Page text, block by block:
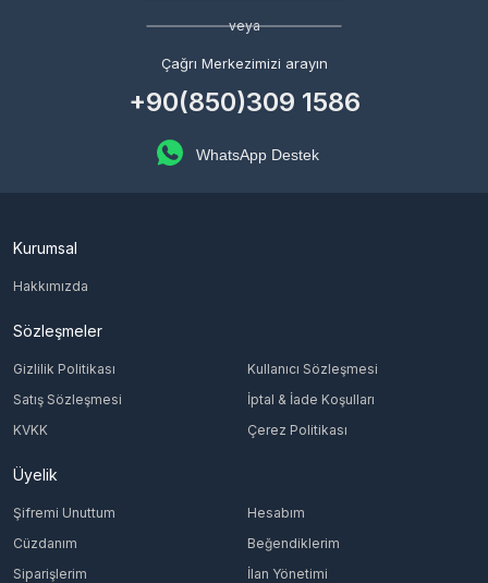
veya
Çağrı Merkezimizi arayın
+90(850)309 1586
WhatsApp Destek
Kurumsal
Hakkımızda
Sözleşmeler
Gizlilik Politikası
Kullanıcı Sözleşmesi
Satış Sözleşmesi
İptal & İade Koşulları
KVKK
Çerez Politikası
Üyelik
Şifremi Unuttum
Hesabım
Cüzdanım
Beğendiklerim
Siparişlerim
İlan Yönetimi